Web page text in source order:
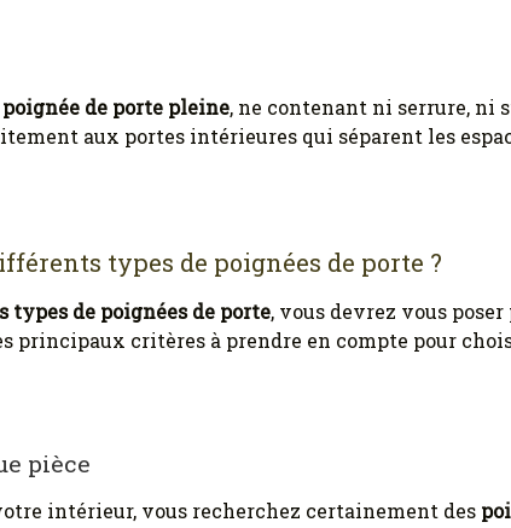
poignée de porte pleine, ne contenant ni serrure, ni
aux portes intérieures qui séparent les
types de poignées de porte ?
de poignées de porte, vous devrez vous
critères à prendre en compte pour
pièce
intérieur, vous recherchez certainement des